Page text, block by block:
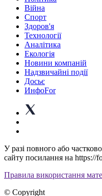
Війна
Спорт
Здоров'я
Технології
Аналітика
Екологія
Новини компаній
Надзвичайні події
Досьє
ИнфоFor
У разі повного або
сайту посилання на https://
Правила використання
© Copyright